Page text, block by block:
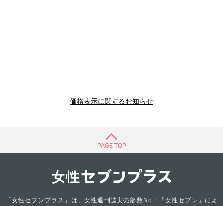
価格表示に関するお知らせ
PAGE TOP
「女性セブンプラス」は、女性週刊誌実売部数No.1「女性セブン」によ